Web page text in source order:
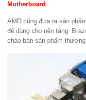
Motherboard
AMD cũng đưa ra sản
để dùng cho nền tảng
chào bán sản phẩm